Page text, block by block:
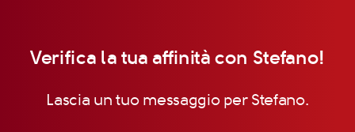
Verifica la tua affinità con Stefano!
Lascia un tuo messaggio per Stefano.